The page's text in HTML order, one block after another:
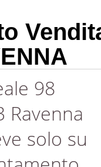
98
Ravenna
solo su